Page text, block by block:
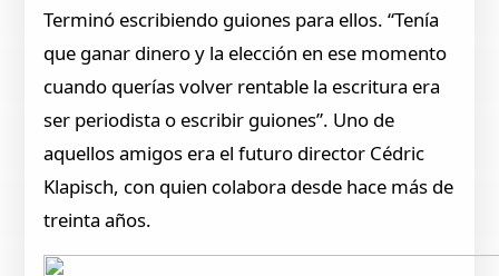
Terminó escribiendo guiones para ellos. “Tenía
que ganar dinero y la elección en ese momento
cuando querías volver rentable la escritura era
ser periodista o escribir guiones”. Uno de
aquellos amigos era el futuro director Cédric
Klapisch, con quien colabora desde hace más de
treinta años.